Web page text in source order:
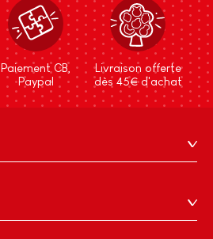
Paiement CB,
Paypal
Livraison offerte
dès 45€ d'achat